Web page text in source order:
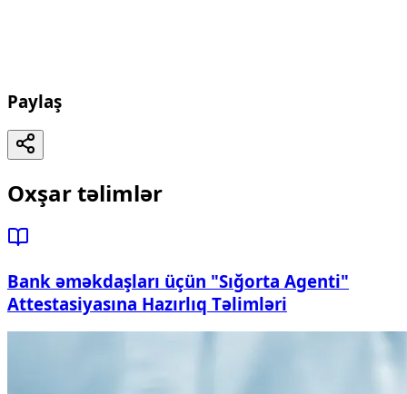
Paylaş
Oxşar təlimlər
Bank əməkdaşları üçün "Sığorta Agenti"
Attestasiyasına Hazırlıq Təlimləri